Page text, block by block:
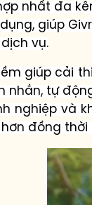
nhất đa
giúp
vụ.
giúp cải
nhắn, tự
nghiệp và
đồng